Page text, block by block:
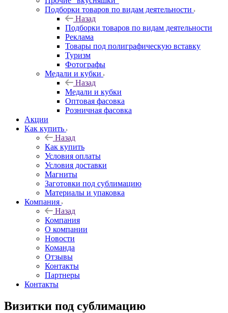
Подборки товаров по видам деятельности
Назад
Подборки товаров по видам деятельности
Реклама
Товары под полиграфическую вставку
Туризм
Фотографы
Медали и кубки
Назад
Медали и кубки
Оптовая фасовка
Розничная фасовка
Акции
Как купить
Назад
Как купить
Условия оплаты
Условия доставки
Магниты
Заготовки под сублимацию
Материалы и упаковка
Компания
Назад
Компания
О компании
Новости
Команда
Отзывы
Контакты
Партнеры
Контакты
Визитки под сублимацию